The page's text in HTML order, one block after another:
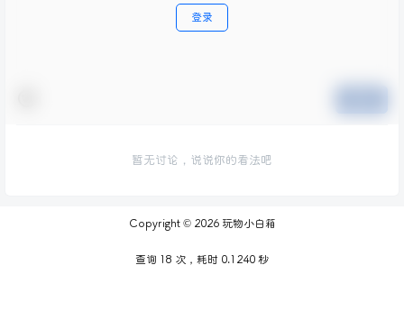
登录
暂无讨论，说说你的看法吧
Copyright © 2026玩物小白箱
查询 18 次，耗时 0.1240 秒